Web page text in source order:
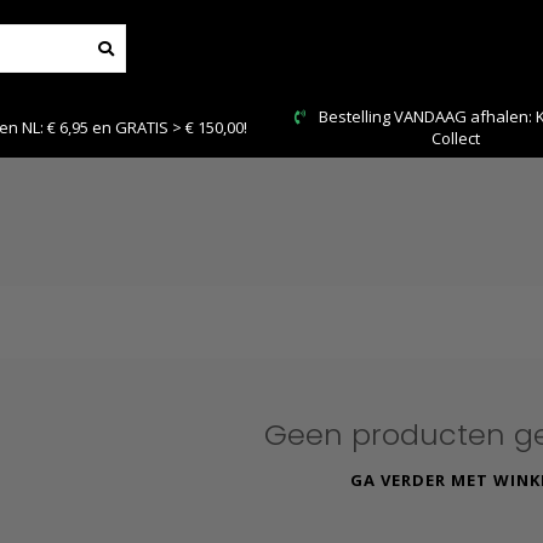
> € 150,00!
Bestelling VANDAAG afhalen: Kies Click &
Geen producten
GA VERDER MET